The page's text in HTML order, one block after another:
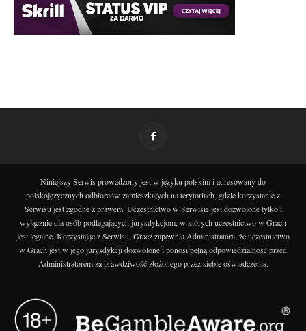
Niniejszy Serwis prowadzony jest w języku polskim i adresowany do
polskojęzycznych odbiorców zamieszkałych na terytoriach, gdzie korzystanie z
Serwisu jest zgodne z prawem. Uczestnictwo w Serwisie jest dozwolone tylko i
wyłącznie dla osób podlegających jurysdykcjom, w których uczestnictwo w Grach
jest legalne. Korzystając z Serwisu, Gracz zapewnia Administratora, że uczestnictwo
w Grach jest w jego jurysdykcji dozwolone i ponosi pełną odpowiedzialność przed
Administratorem za prawdziwość złożonego przez siebie oświadczenia.